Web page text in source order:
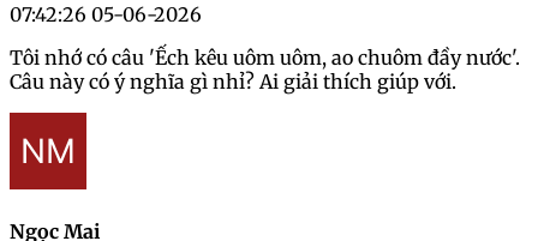
07:42:26 05-06-2026
Tôi nhớ có câu 'Ếch kêu uôm uôm, ao chuôm đầy nước'.
Câu này có ý nghĩa gì nhỉ? Ai giải thích giúp với.
Ngọc Mai